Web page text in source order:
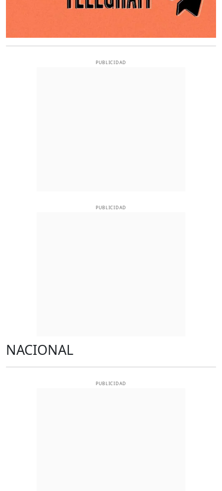
PUBLICIDAD
PUBLICIDAD
NACIONAL
PUBLICIDAD